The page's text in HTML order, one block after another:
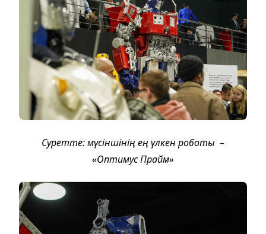
Суретте: мүсіншінің ең үлкен роботы –
«Оптимус Прайм»